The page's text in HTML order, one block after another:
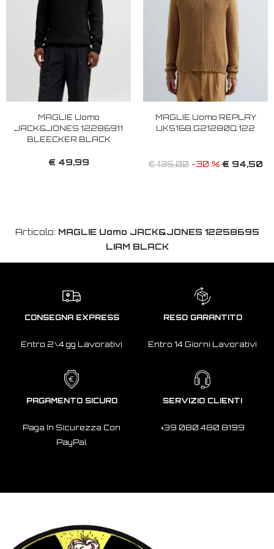
MAGLIE Uomo
JACK&JONES 12286911
BLEECKER BLACK
€ 49,99
MAGLIE Uomo REPLAY
UK5168.G21280Q 122
€ 135,00 -30 % € 94,50
Articolo: MAGLIE Uomo JACK&JONES 12258695
LIAM BLACK
CONSEGNA EXPRESS
Entro 2\4 gg Lavorativi
RESO GARANTITO
Entro 14 Giorni Lavorativi
PAGAMENTO SICURO
Paga In Sicurezza Con
PayPal
SERVIZIO CLIENTI
+39 080 480 8199